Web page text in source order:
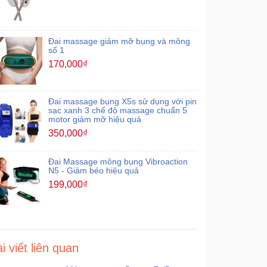
Đai massage giảm mỡ bụng và mông
số 1
170,000₫
Đai massage bụng X5s sử dụng với pin
sạc xanh 3 chế độ massage chuẩn 5
motor giảm mỡ hiệu quả
350,000₫
Đai Massage mông bụng Vibroaction
N5 - Giảm béo hiệu quả
199,000₫
viết liên quan